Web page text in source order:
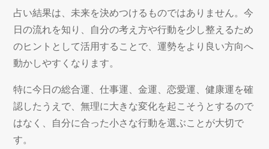
占い結果は、未来を決めつけるものではありません。今
日の流れを知り、自分の考え方や行動を少し整えるため
のヒントとして活用することで、運勢をより良い方向へ
動かしやすくなります。
特に今日の総合運、仕事運、金運、恋愛運、健康運を確
認したうえで、無理に大きな変化を起こそうとするので
はなく、自分に合った小さな行動を選ぶことが大切で
す。